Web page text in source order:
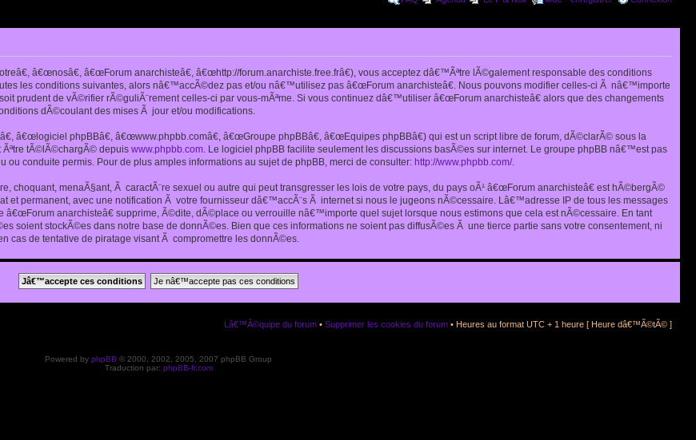
â€œnosâ€, â€œForum anarchisteâ€, â€œhttp://forum.anarchiste.free.frâ€), vous acceptez dâ€™Ãªtre lÃ©galement responsable des conditions
les conditions suivantes, alors nâ€™accÃ©dez pas et/ou nâ€™utilisez pas â€œForum anarchisteâ€. Nous pouvons modifier celles-ci Ã nâ€™importe
prudent de vÃ©rifier rÃ©guliÃ¨rement celles-ci par vous-mÃªme. Si vous continuez dâ€™utiliser â€œForum anarchisteâ€ alors que des changements
dÃ©coulant des mises Ã jour et/ou modifications.
â€œlogiciel phpBBâ€, â€œwww.phpbb.comâ€, â€œGroupe phpBBâ€, â€œEquipes phpBBâ€) qui est un script libre de forum, dÃ©clarÃ© sous la
Ãªtre tÃ©lÃ©chargÃ© depuis www.phpbb.com. Le logiciel phpBB facilite seulement les discussions basÃ©es sur internet. Le groupe phpBB nâ€™est pas
conduite permis. Pour de plus amples informations au sujet de phpBB, merci de consulter: http://www.phpbb.com/.
choquant, menaÃ§ant, Ã caractÃ¨re sexuel ou autre qui peut transgresser les lois de votre pays, du pays oÃ¹ â€œForum anarchisteâ€ est hÃ©bergÃ©
et permanent, avec une notification Ã votre fournisseur dâ€™accÃ¨s Ã internet si nous le jugeons nÃ©cessaire. Lâ€™adresse IP de tous les messages
anarchisteâ€ supprime, Ã©dite, dÃ©place ou verrouille nâ€™importe quel sujet lorsque nous estimons que cela est nÃ©cessaire. En tant
soient stockÃ©es dans notre base de donnÃ©es. Bien que ces informations ne soient pas diffusÃ©es Ã une tierce partie sans votre consentement, ni
cas de tentative de piratage visant Ã compromettre les donnÃ©es.
Lâ€™Ã©quipe du forum • Supprimer les cookies du forum • Heures au format UTC + 1 heure [ Heure dâ€™Ã©tÃ© ]
Powered by phpBB © 2000, 2002, 2005, 2007 phpBB Group
Traduction par: phpBB-fr.com